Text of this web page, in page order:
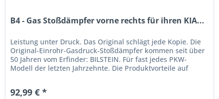
B4 - Gas Stoßdämpfer vorne rechts für ihren KIA...
Leistung unter Druck. Das Original schlägt jede Kopie. Die
Original-Einrohr-Gasdruck-Stoßdämpfer kommen seit über
50 Jahren vom Erfinder: BILSTEIN. Für fast jedes PKW-
Modell der letzten Jahrzehnte. Die Produktvorteile auf
92,99 € *